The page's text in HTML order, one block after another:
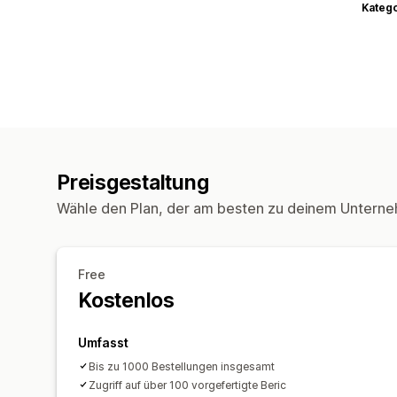
Preisgestaltung
Wähle den Plan, der am besten zu deinem
Free
Kostenlos
Umfasst
Bis zu 1000 Bestellungen insgesamt
Zugriff auf über 100 vorgefertigte Beric